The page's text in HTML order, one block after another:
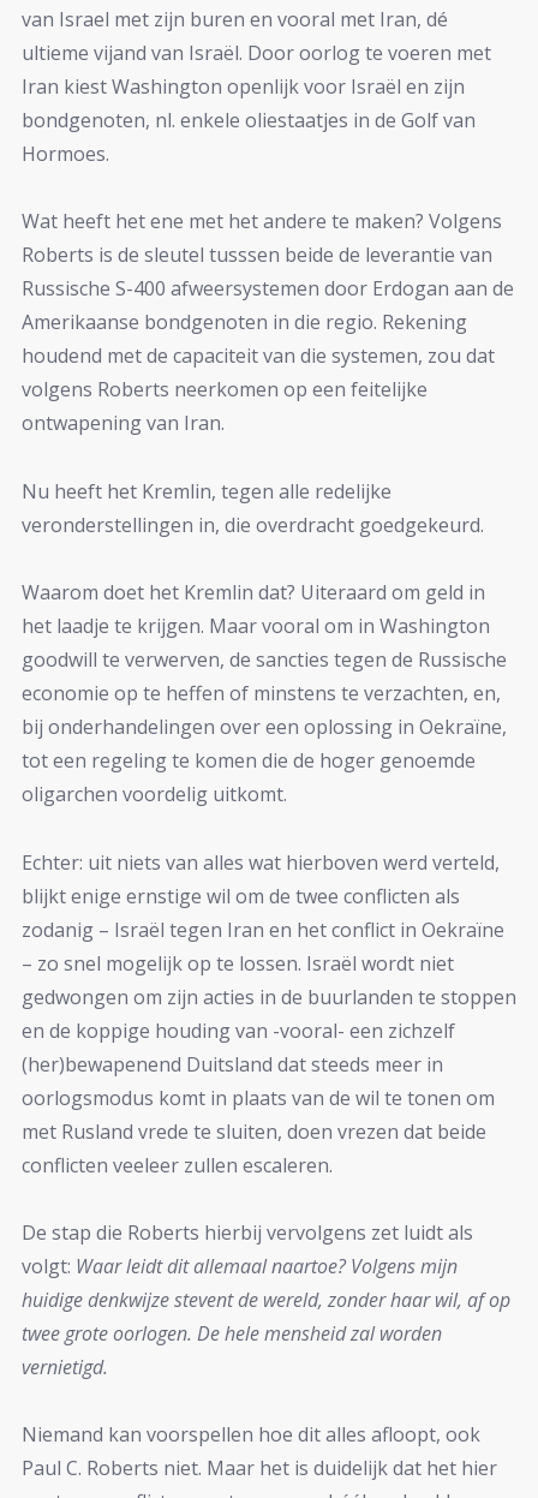
van Israel met zijn buren en vooral met Iran, dé
ultieme vijand van Israël. Door oorlog te voeren met
Iran kiest Washington openlijk voor Israël en zijn
bondgenoten, nl. enkele oliestaatjes in de Golf van
Hormoes.
Wat heeft het ene met het andere te maken? Volgens
Roberts is de sleutel tusssen beide de leverantie van
Russische S-400 afweersystemen door Erdogan aan de
Amerikaanse bondgenoten in die regio. Rekening
houdend met de capaciteit van die systemen, zou dat
volgens Roberts neerkomen op een feitelijke
ontwapening van Iran.
Nu heeft het Kremlin, tegen alle redelijke
veronderstellingen in, die overdracht goedgekeurd.
Waarom doet het Kremlin dat? Uiteraard om geld in
het laadje te krijgen. Maar vooral om in Washington
goodwill te verwerven, de sancties tegen de Russische
economie op te heffen of minstens te verzachten, en,
bij onderhandelingen over een oplossing in Oekraïne,
tot een regeling te komen die de hoger genoemde
oligarchen voordelig uitkomt.
Echter: uit niets van alles wat hierboven werd verteld,
blijkt enige ernstige wil om de twee conflicten als
zodanig – Israël tegen Iran en het conflict in Oekraïne
– zo snel mogelijk op te lossen. Israël wordt niet
gedwongen om zijn acties in de buurlanden te stoppen
en de koppige houding van -vooral- een zichzelf
(her)bewapenend Duitsland dat steeds meer in
oorlogsmodus komt in plaats van de wil te tonen om
met Rusland vrede te sluiten, doen vrezen dat beide
conflicten veeleer zullen escaleren.
De stap die Roberts hierbij vervolgens zet luidt als
volgt: Waar leidt dit allemaal naartoe? Volgens mijn
huidige denkwijze stevent de wereld, zonder haar wil, af op
twee grote oorlogen. De hele mensheid zal worden
vernietigd.
Niemand kan voorspellen hoe dit alles afloopt, ook
Paul C. Roberts niet. Maar het is duidelijk dat het hier